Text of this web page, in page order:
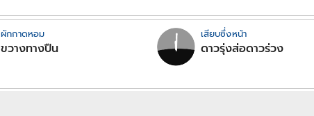
ผักกาดหอม
ขวางทางปืน
เสียบซึ่งหน้า
ดาวรุ่งส่อดาวร่วง